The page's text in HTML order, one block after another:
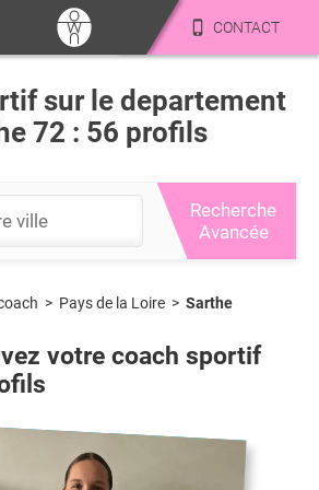
CONTACT
sur le departement
72 : 56 profils
Recherche
Avancée
> Pays de la Loire > Sarthe
votre coach sportif